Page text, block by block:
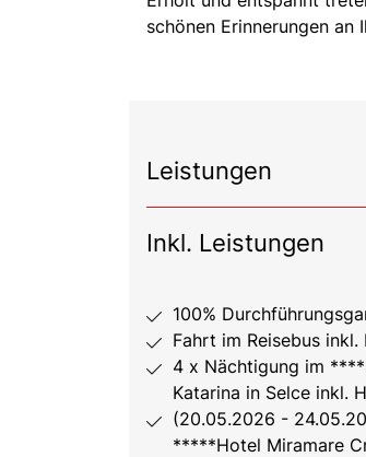
schönen Erinnerungen an
Leistungen
Inkl. Leistungen
100%
Fahrt im Reisebus inkl.
4 x Nächtigung im
Katarina in Selce inkl.
(20.05.2026 -
*****Hotel Miramare